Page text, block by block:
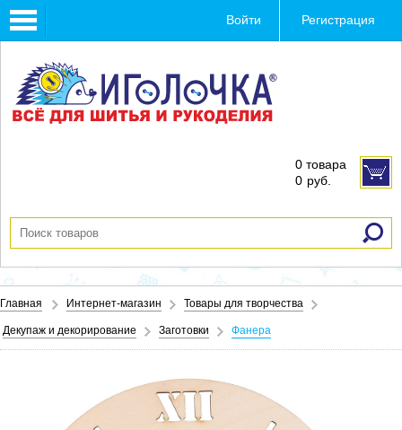
Toggle
navigation
Войти Регистрация
0 товара
0 руб.
Главная Интернет-магазин Товары для творчества
Декупаж и декорирование Заготовки Фанера